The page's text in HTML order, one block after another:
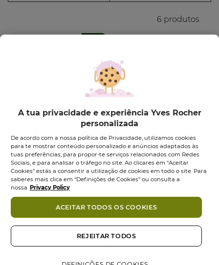
6 produtos
Botanique
Acetinado
Batom 3 g •19 tons
4.3 (16)
4.3
em
5
17,95 € 19,95 €
Nutritivo Brillant
Lápis 2 gr •7 tons
4.3 (171)
4.3
em
estrelas.
171
análises
A tua privacidade e experiência Yves Rocher
personalizada
De acordo com a nossa política de Privacidade, utilizamos cookies
para te mostrar conteúdo personalizado e anúncios adaptados às
tuas preferências, para propor-te serviços relacionados com Redes
Sociais, e para analisar o tráfego no site. Ao clicares em “Aceitar
Cookies” estás a consentir a utilização de cookies em todo o site. Para
saberes mais clica em “Definições de Cookies” ou consulta a
nossa Privacy Policy
REJEITAR TODOS
ACEITAR TODOS OS COOKIES